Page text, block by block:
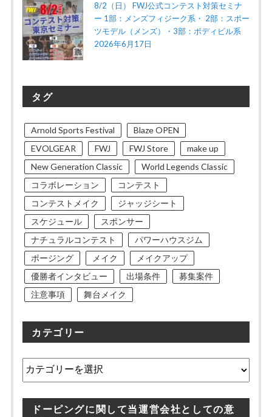
8/2（日） FWJ公式コンテスト対策セミナ
ー 1部：メンズフィジーク系・ 2部：スポー
ツモデル（メンズ）・3部：ボディビル系
2026年6月17日
タグ
Arnold Sports Festival
Blaze OPEN
EVOLGEAR
FWJ FWJ Store
make up
New Generation Classic
World Legends Classic
コラボレーション
コンテスト
コンテストメイク
ジャッジシート
スケジュール
スポンサー
ナチュラルコンテスト
パワーハウスジム
ポージング
メイク
メイクアップ
優勝者インタビュー
出場条件
募集案件
注意事項
舞台メイク
カテゴリー
テ
リ
ドーピングに関して当運営会社としての意